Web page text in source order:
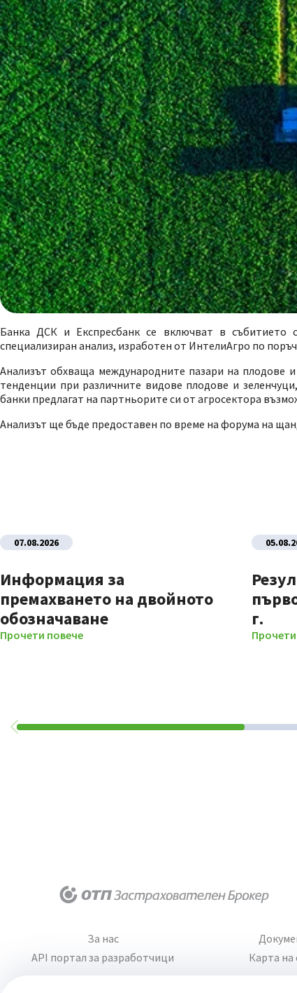
Банка ДСК и Експресбанк се включват в събитието
специализиран анализ, изработен от ИнтелиАгро по
Анализът обхваща международните пазари на плодове
тенденции при различните видове плодове и
банки предлагат на партньорите си от агросектора
Анализът ще бъде предоставен по време на форума на
07.08.2026
Информация за
премахването на двойното
обозначаване
Прочети повече
г.
За нас
API портал за разработчици
Карта на